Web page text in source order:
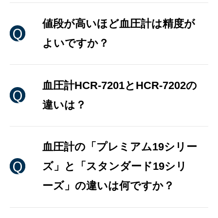
値段が高いほど血圧計は精度が
よいですか？
血圧計HCR-7201とHCR-7202の
違いは？
血圧計の「プレミアム19シリー
ズ」と「スタンダード19シリ
ーズ」の違いは何ですか？